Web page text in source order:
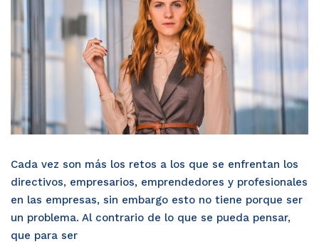
Cada vez son más los retos a los que se enfrentan los
directivos, empresarios, emprendedores y profesionales
en las empresas, sin embargo esto no tiene porque ser
un problema. Al contrario de lo que se pueda pensar,
que para ser